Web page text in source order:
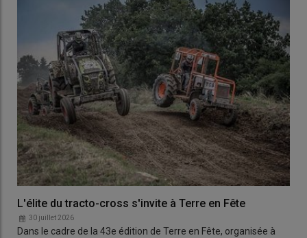
L'élite du tracto-cross s'invite à Terre en Fête
30 juillet 2026
Dans le cadre de la 43e édition de Terre en Fête, organisée à